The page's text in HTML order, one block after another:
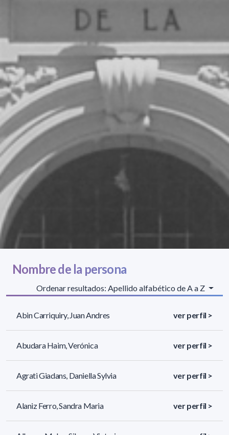
Nombre de la persona
Ordenar resultados: Apellido alfabético de A a Z
Abin Carriquiry, Juan Andres ver perfil >
Abudara Haim, Verónica ver perfil >
Agrati Giadans, Daniella Sylvia ver perfil >
Alaniz Ferro, Sandra Maria ver perfil >